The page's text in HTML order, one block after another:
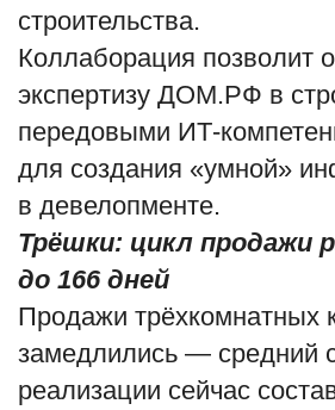
строительства.
Коллаборация позволит
экспертизу ДОМ.PФ в
передовыми
для создания «умной»
в девелопменте.
Трёшки: цикл продажи
до 166 дней
Продажи трёхкомнатных
замедлились — средний
реализации сейчас